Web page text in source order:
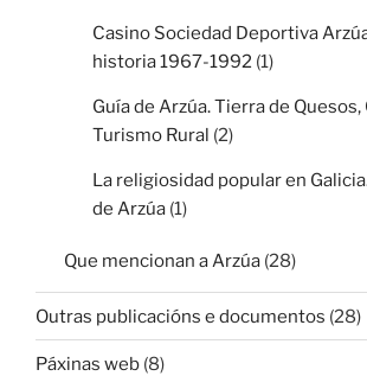
Casino Sociedad Deportiva
historia 1967-1992 (1)
Guía de Arzúa. Tierra de
Turismo Rural (2)
La religiosidad popular en
de Arzúa (1)
Que mencionan a Arzúa (28)
Outras publicacións e documentos (28)
Páxinas web (8)